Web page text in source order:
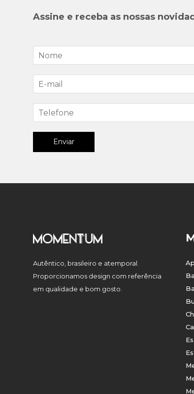
Assine e receba as nossas
Enviar
Autêntico, brasileiro e atemporal.
Proporcionamos design com referência
em qualidade e bom gosto.